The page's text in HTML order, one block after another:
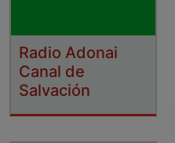
Radio Adonai
Canal de
Salvación